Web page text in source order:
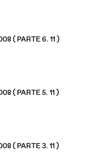
TNA 10. 10. 2008 ( PARTE 6. 11 )
TNA 10. 10. 2008 ( PARTE 5. 11 )
TNA 10. 10. 2008 ( PARTE 3. 11 )